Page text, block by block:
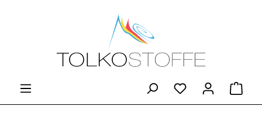
Zum Hauptinhalt springen
Du hast 0